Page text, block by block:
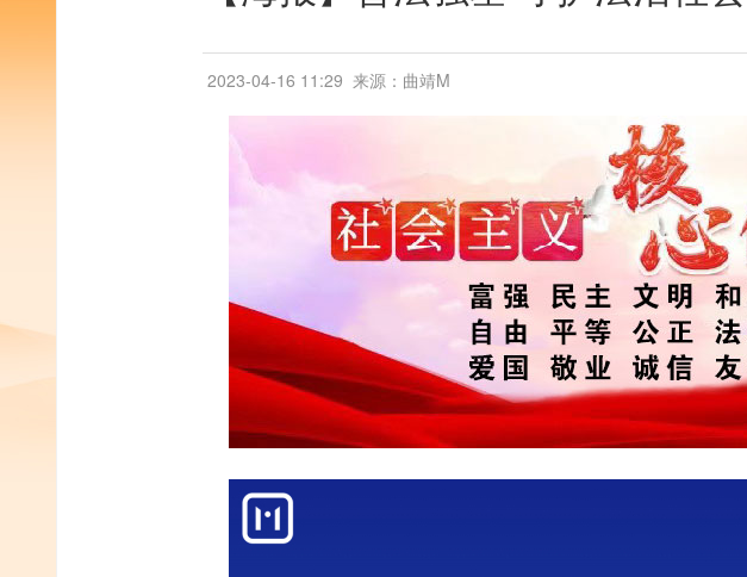
2023-04-16 11:29 来源：曲靖M